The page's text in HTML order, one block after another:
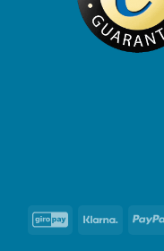
GiroPayKlarna